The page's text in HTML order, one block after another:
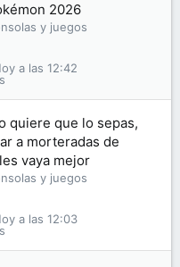
2026
y juegos
a las 12:42
quiere que lo sepas,
a morteradas de
vaya mejor
y juegos
a las 12:03